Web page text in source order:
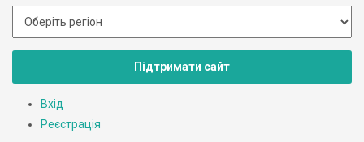
Підтримати сайт
Вхід
Реєстрація